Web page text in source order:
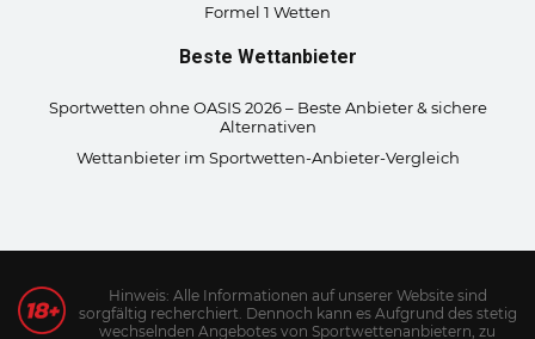
Beste Wettanbieter
Sportwetten ohne OASIS 2026 – Beste Anbieter & sichere
Alternativen
Wettanbieter im Sportwetten-Anbieter-Vergleich
Formel 1 Wetten
Hinweis: Alle Informationen auf unserer Website sind
sorgfältig recherchiert. Dennoch kann es Aufgrund des stetig
wechselnden Angebotes von Sportwettenanbietern, zu